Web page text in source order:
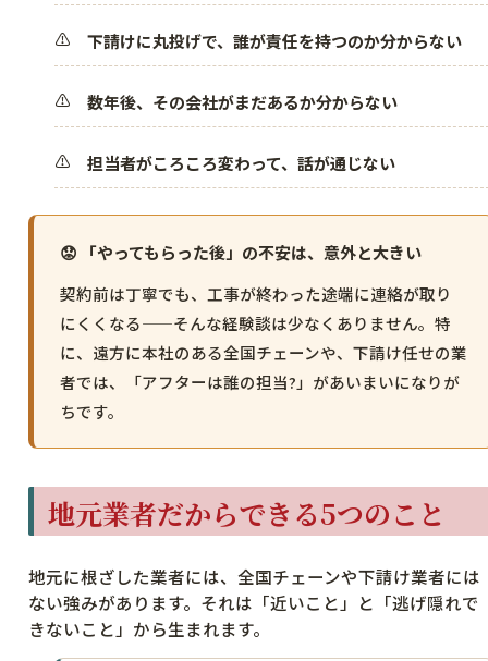
下請けに丸投げで、誰が責任を持つのか分からない
数年後、その会社がまだあるか分からない
担当者がころころ変わって、話が通じない
😟 「やってもらった後」の不安は、意外と大きい
契約前は丁寧でも、工事が終わった途端に連絡が取り
にくくなる——そんな経験談は少なくありません。特
に、遠方に本社のある全国チェーンや、下請け任せの業
者では、「アフターは誰の担当?」があいまいになりが
ちです。
地元業者だからできる5つのこと
地元に根ざした業者には、全国チェーンや下請け業者には
ない強みがあります。それは「近いこと」と「逃げ隠れで
きないこと」から生まれます。